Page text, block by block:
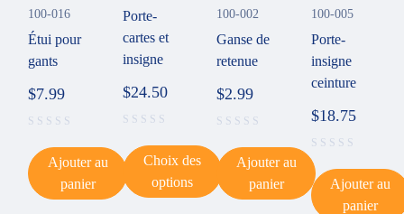
100-016
Étui pour
gants
$7.99
Ajouter au
panier
Porte-
cartes et
insigne
$24.50
Choix des
options
100-002
Ganse de
retenue
$2.99
Ajouter au
panier
100-005
Porte-
insigne
ceinture
$18.75
Ajouter au
panier